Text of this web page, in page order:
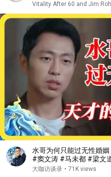
Vitality After 60 and Jim
水哥为何只能过无性婚
#窦文涛 #马未都 #梁文
大咖访谈录 • 71K views